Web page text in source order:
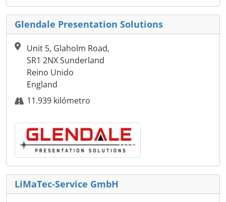
Glendale Presentation Solutions
Unit 5, Glaholm Road,
SR1 2NX Sunderland
Reino Unido
England
11.939 kilómetro
LiMaTec-Service GmbH